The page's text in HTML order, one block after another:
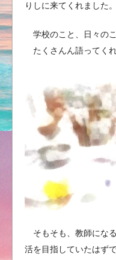
りしに来てくれました。
学校のこと、日々の
たくさんん語ってく
そもそも、教師にな
活を目指していたはず